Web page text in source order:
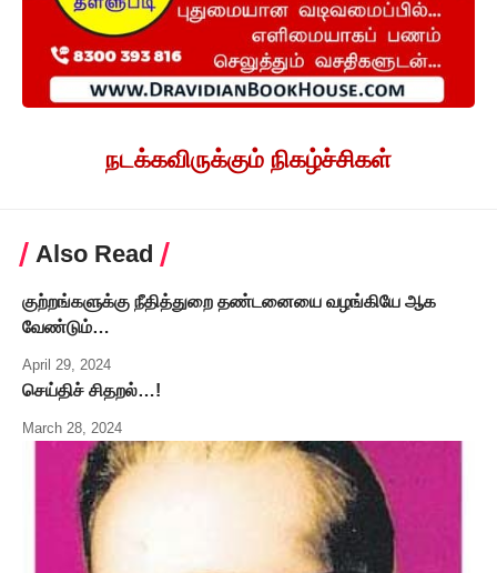
நடக்கவிருக்கும் நிகழ்ச்சிகள்
Also Read
குற்றங்களுக்கு நீதித்துறை தண்டனையை வழங்கியே ஆக
வேண்டும்…
April 29, 2024
செய்திச் சிதறல்…!
March 28, 2024